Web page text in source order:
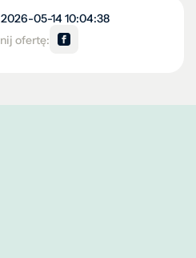
2026-05-14 10:04:38
ofertę: